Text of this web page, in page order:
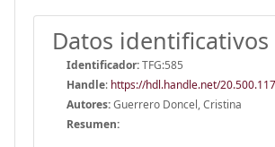
Datos identificativos
Identificador:TFG:585
Handle: https://hdl.handle.net/
Autores:Guerrero Doncel, Cristina
Resumen: